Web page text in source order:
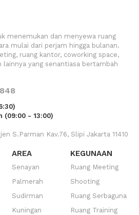
menemukan dan menyewa ruang
mulai dari perjam hingga bulanan.
ruang kantor, coworking space,
yang senantiasa bertambah
(09:00 - 13:00)
S.Parman Kav.76, Slipi Jakarta 11410
AREA
Senayan
Palmerah
Sudirman
Kuningan
KEGUNAAN
Ruang Meeting
Shooting
Ruang Serbaguna
Ruang Training